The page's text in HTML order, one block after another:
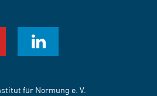
für Normung e. V.